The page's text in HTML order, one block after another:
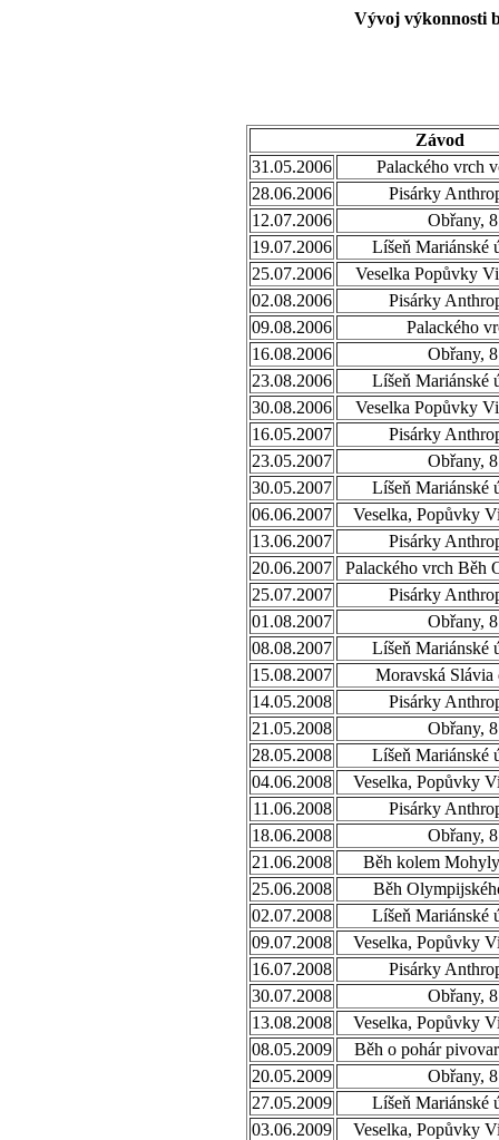
Vývoj výkonnosti
Závod
31.05.2006
Palackého vrch
28.06.2006
Pisárky
12.07.2006
Obřany,
19.07.2006
Líšeň Mariánské
25.07.2006
Veselka Popůvky
02.08.2006
Pisárky
09.08.2006
Palackého
16.08.2006
Obřany,
23.08.2006
Líšeň Mariánské
30.08.2006
Veselka Popůvky
16.05.2007
Pisárky
23.05.2007
Obřany,
30.05.2007
Líšeň Mariánské
06.06.2007
Veselka, Popůvky
13.06.2007
Pisárky
20.06.2007
Palackého vrch Běh
25.07.2007
Pisárky
01.08.2007
Obřany,
08.08.2007
Líšeň Mariánské
15.08.2007
Moravská Slávia
14.05.2008
Pisárky
21.05.2008
Obřany,
28.05.2008
Líšeň Mariánské
04.06.2008
Veselka, Popůvky
11.06.2008
Pisárky
18.06.2008
Obřany,
21.06.2008
Běh kolem
25.06.2008
Běh
02.07.2008
Líšeň Mariánské
09.07.2008
Veselka, Popůvky
16.07.2008
Pisárky
30.07.2008
Obřany,
13.08.2008
Veselka, Popůvky
08.05.2009
Běh o pohár
20.05.2009
Obřany,
27.05.2009
Líšeň Mariánské
03.06.2009
Veselka, Popůvky